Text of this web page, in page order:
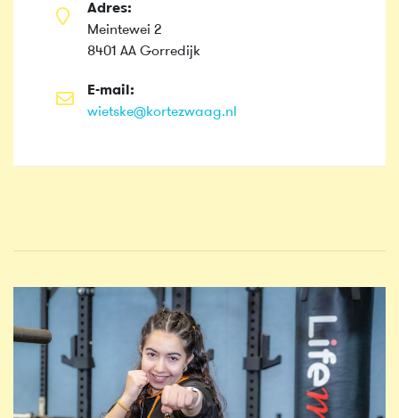
Adres:
Meintewei 2
8401 AA Gorredijk
E-mail:
wietske@kortezwaag.nl